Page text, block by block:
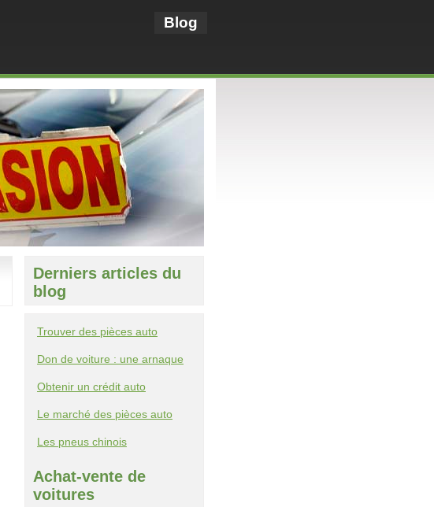
Blog
Derniers articles du
blog
Trouver des pièces auto
Don de voiture : une arnaque
Obtenir un crédit auto
Le marché des pièces auto
Les pneus chinois
Achat-vente de
voitures